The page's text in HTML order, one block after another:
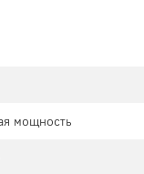
мощность